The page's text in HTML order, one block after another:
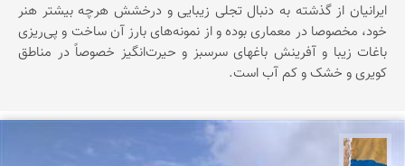
ایرانیان از گذشته به دنبال تجلی زیبایی و درخشش هرچه بیشتر هنر
خود، مخصوصا در معماری بوده و از نمونه‌های بارز آن ساخت و پی‌ریزی
باغات زیبا و آفرینش باغهای سرسبز و حیرت‌انگیز خصوصاً در مناطق
کویری و خشک و کم آب است.